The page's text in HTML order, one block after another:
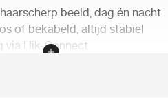
beeld, dag én nacht
of bekabeld, altijd stabiel
via Hik-Connect